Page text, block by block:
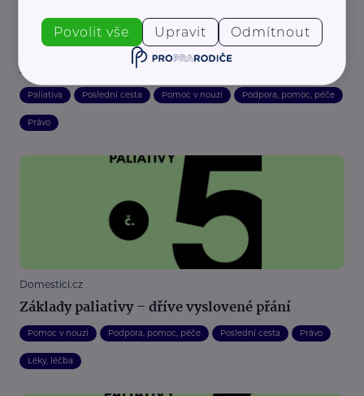
Domestici.cz
Základy paliativy – zástupné rozhodování
Paliativa Poslední cesta Pomoc v nouzi Podpora, pomoc, péče
Právo
Domestici.cz
Základy paliativy – dříve vyslovené přání
Pomoc v nouzi Podpora, pomoc, péče Poslední cesta Právo
Léky, léčba
Povolit vše Upravit Odmítnout